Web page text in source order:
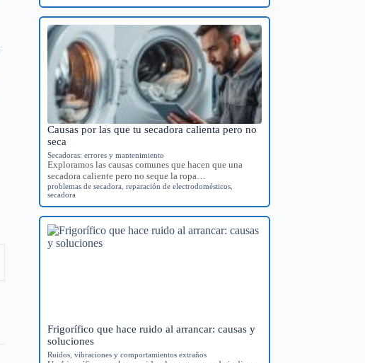
Causas por las que tu secadora calienta pero no
seca
Secadoras: errores y mantenimiento
Exploramos las causas comunes que hacen que una
secadora caliente pero no seque la ropa…
problemas de secadora ,reparación de electrodomésticos
secadora
Frigorífico que hace ruido al arrancar: causas y
soluciones
Ruidos, vibraciones y comportamientos extraños